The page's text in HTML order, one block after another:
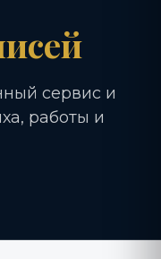
сервис и
работы и